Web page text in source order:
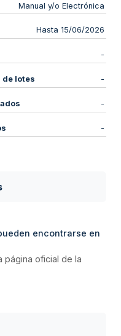
Manual y/o Electrónica
Hasta 15/06/2026
-
de lotes -
-
-
encontrarse en
página oficial de la